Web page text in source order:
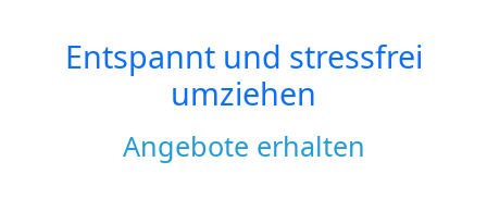
Entspannt und stressfrei
umziehen
Angebote erhalten